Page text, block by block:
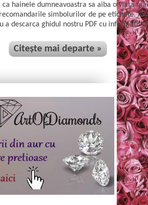
ca hainele dumneavoastra sa aiba o viata
simbolurilor de pe etichete.
a descarca ghidul nostru PDF cu
Citește mai departe »